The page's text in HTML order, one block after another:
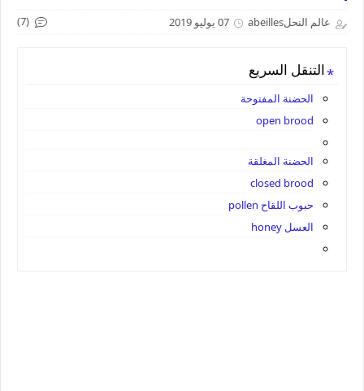
عالم النحلabeilles 07 يوليو 2019 (7)
التنقل السريع
الحضنة المفتوحة
open brood
الحضنة المغلقة
closed brood
حبوب اللقاح pollen
العسل honey